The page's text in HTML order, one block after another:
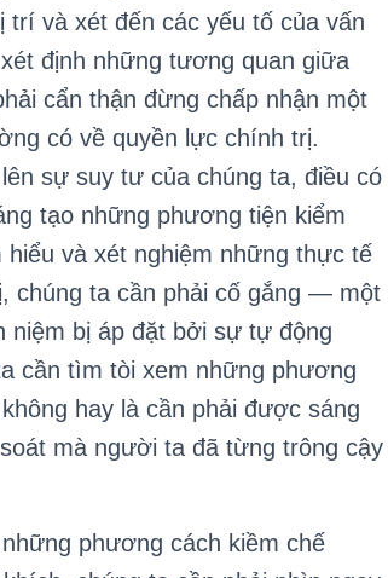
trí và xét đến các yếu tố của vấn
định những tương quan giữa
cẩn thận đừng chấp nhận một
có về quyền lực chính trị.
sự suy tư của chúng ta, điều có
tạo những phương tiện kiểm
và xét nghiệm những thực tế
chúng ta cần phải cố gắng — một
bị áp đặt bởi sự tự động
cần tìm tòi xem những phương
hay là cần phải được sáng
mà người ta đã từng trông cậy
phương cách kiềm chế